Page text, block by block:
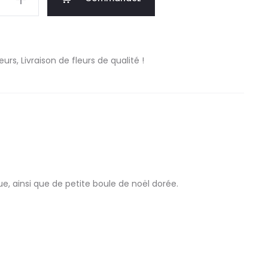
Livraison de fleurs de qualité !
ainsi que de petite boule de noël dorée.